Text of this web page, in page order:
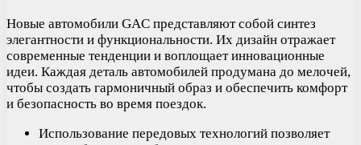
Новые автомобили GAC представляют собой синтез
элегантности и функциональности. Их дизайн отражает
современные тенденции и воплощает инновационные
идеи. Каждая деталь автомобилей продумана до мелочей,
чтобы создать гармоничный образ и обеспечить комфорт
и безопасность во время поездок.
Использование передовых технологий позволяет